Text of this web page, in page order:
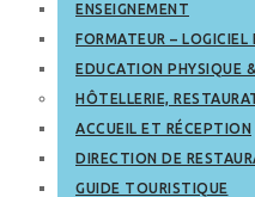
ENSEIGNEMENT
FORMATEUR – LOGICIEL
EDUCATION PHYSIQUE
HÔTELLERIE,
ACCUEIL ET RÉCEPTION
DIRECTION DE
GUIDE TOURISTIQUE